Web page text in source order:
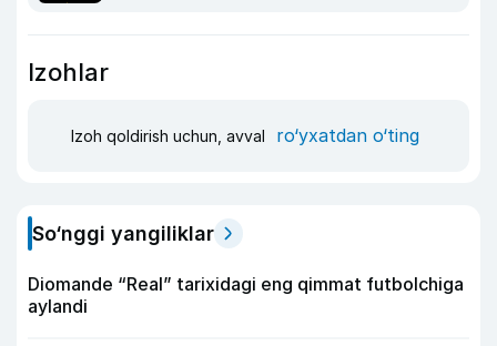
Izohlar
Izoh qoldirish uchun, avval ro‘yxatdan o‘ting
So‘nggi yangiliklar
Diomande “Real” tarixidagi eng qimmat futbolchiga
aylandi